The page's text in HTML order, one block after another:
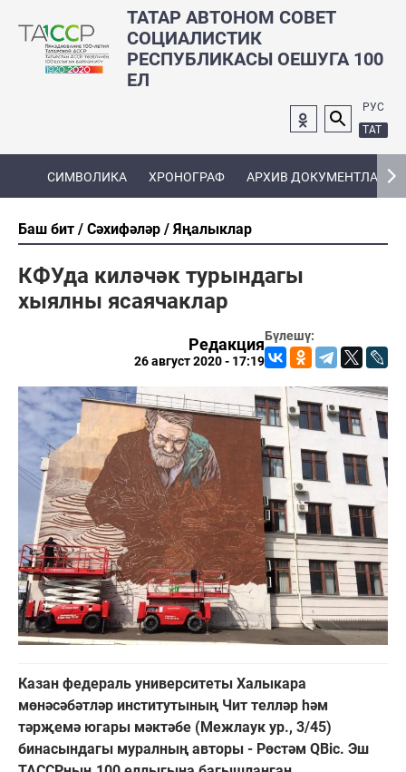
ТАТАР АВТОНОМ СОВЕТ
СОЦИАЛИСТИК
РЕСПУБЛИКАСЫ ОЕШУГА 100
ЕЛ
РУС
ТАТ
СИМВОЛИКА ХРОНОГРАФ АРХИВ ДОКУМЕНТЛАРЫ
Баш бит Сәхифәләр Яңалыклар
КФУда киләчәк турындагы
хыялны ясаячаклар
Бүлешү:
Редакция
26 август 2020 - 17:19
Казан федераль университеты Халыкара
мөнәсәбәтләр институтының Чит телләр һәм
тәрҗемә югары мәктәбе (Межлаук ур., 3/45)
бинасындагы муралның авторы - Рөстәм QBic. Эш